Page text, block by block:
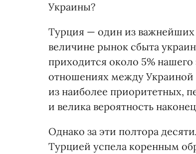
Украины?
Турция — один из важнейших
величине рынок сбыта
приходится около 5%
отношениях между Украиной
из наиболее приоритетных,
и велика вероятность
Однако за эти полтора
Турцией успела коренным